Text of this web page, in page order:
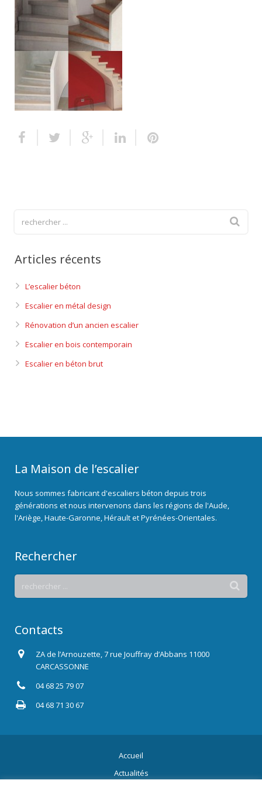
Escalier extérieur
Finitions pour escalier
Articles récents
L’escalier béton
Escalier en métal design
Rénovation d’un ancien escalier
Escalier en bois contemporain
Escalier en béton brut
La Maison de l’escalier
Nous sommes fabricant d'escaliers béton depuis trois
générations et nous intervenons dans les régions de l'Aude,
l'Ariège, Haute-Garonne, Hérault et Pyrénées-Orientales.
Rechercher
Contacts
ZA de l’Arnouzette, 7 rue Jouffray d’Abbans 11000
CARCASSONNE
04 68 25 79 07
04 68 71 30 67
Accueil
Actualités